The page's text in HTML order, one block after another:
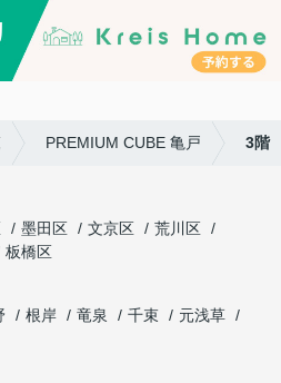
PREMIUM CUBE 亀戸 3階
墨田区 文京区
荒川区
板橋区
根岸 竜泉 千束
元浅草